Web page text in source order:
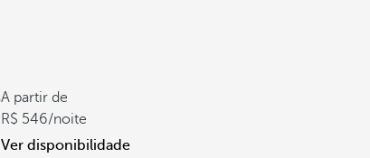
A partir de
546/noite
Ver disponibilidade